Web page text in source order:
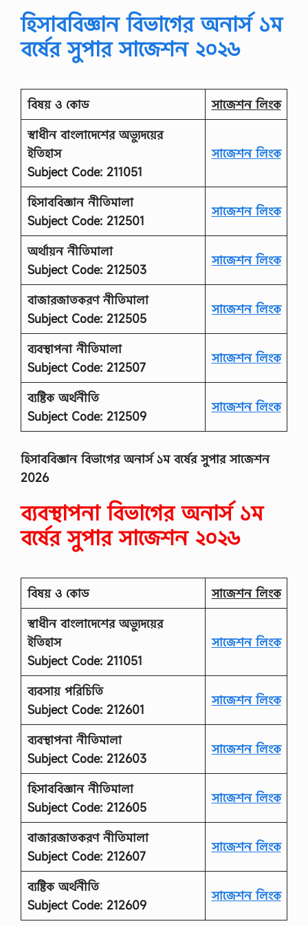
হিসাববিজ্ঞান বিভাগের অনার্স ১ম
বর্ষের সুপার সাজেশন ২০২৬
বিষয় ও কোড
সাজেশন লিংক
স্বাধীন বাংলাদেশের অভ্যুদয়ের
ইতিহাস
Subject Code: 211051
সাজেশন লিংক
হিসাববিজ্ঞান নীতিমালা
Subject Code: 212501
সাজেশন লিংক
অর্থায়ন নীতিমালা
Subject Code: 212503
সাজেশন লিংক
বাজারজাতকরণ নীতিমালা
Subject Code: 212505
সাজেশন লিংক
ব্যবস্থাপনা নীতিমালা
Subject Code: 212507
সাজেশন লিংক
ব্যষ্টিক অর্থনীতি
Subject Code: 212509
সাজেশন লিংক
হিসাববিজ্ঞান বিভাগের অনার্স ১ম বর্ষের সুপার সাজেশন
2026
ব্যবস্থাপনা বিভাগের অনার্স ১ম
বর্ষের সুপার সাজেশন ২০২৬
বিষয় ও কোড
সাজেশন লিংক
স্বাধীন বাংলাদেশের অভ্যুদয়ের
ইতিহাস
Subject Code: 211051
সাজেশন লিংক
ব্যবসায় পরিচিতি
Subject Code: 212601
সাজেশন লিংক
ব্যবস্থাপনা নীতিমালা
Subject Code: 212603
সাজেশন লিংক
হিসাববিজ্ঞান নীতিমালা
Subject Code: 212605
সাজেশন লিংক
বাজারজাতকরণ নীতিমালা
Subject Code: 212607
সাজেশন লিংক
ব্যষ্টিক অর্থনীতি
Subject Code: 212609
সাজেশন লিংক